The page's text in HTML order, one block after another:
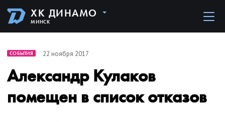
ХК ДИНАМО
МИНСК
СОБЫТИЯ 22 ноября 2017
Александр Кулаков
помещен в список отказов